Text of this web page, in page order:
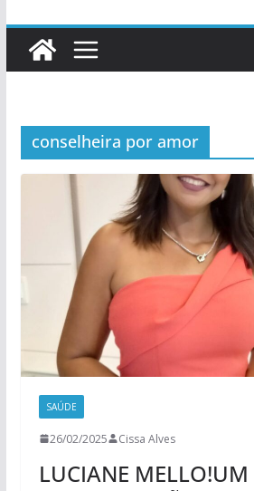
conselheira por amor
SAÚDE
26/02/2025 Cissa Alves
LUCIANE MELLO!UM